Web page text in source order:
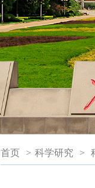
首页 > 科学研究 >